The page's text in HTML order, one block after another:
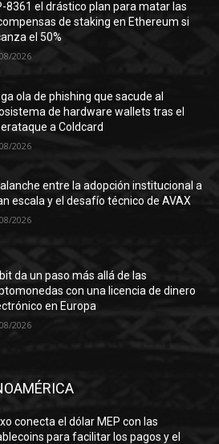
8361 el drástico plan para matar las
de staking en Ethereum si
el 50%
2026
ola de phishing que sacude al
de hardware wallets tras el
a Coldcard
2026
entre la adopción institucional a
escala y el desafío técnico de AVAX
2026
da un paso más allá de las
con una licencia de dinero
en Europa
2026
conecta el dólar MEP con las
para facilitar los pagos y el